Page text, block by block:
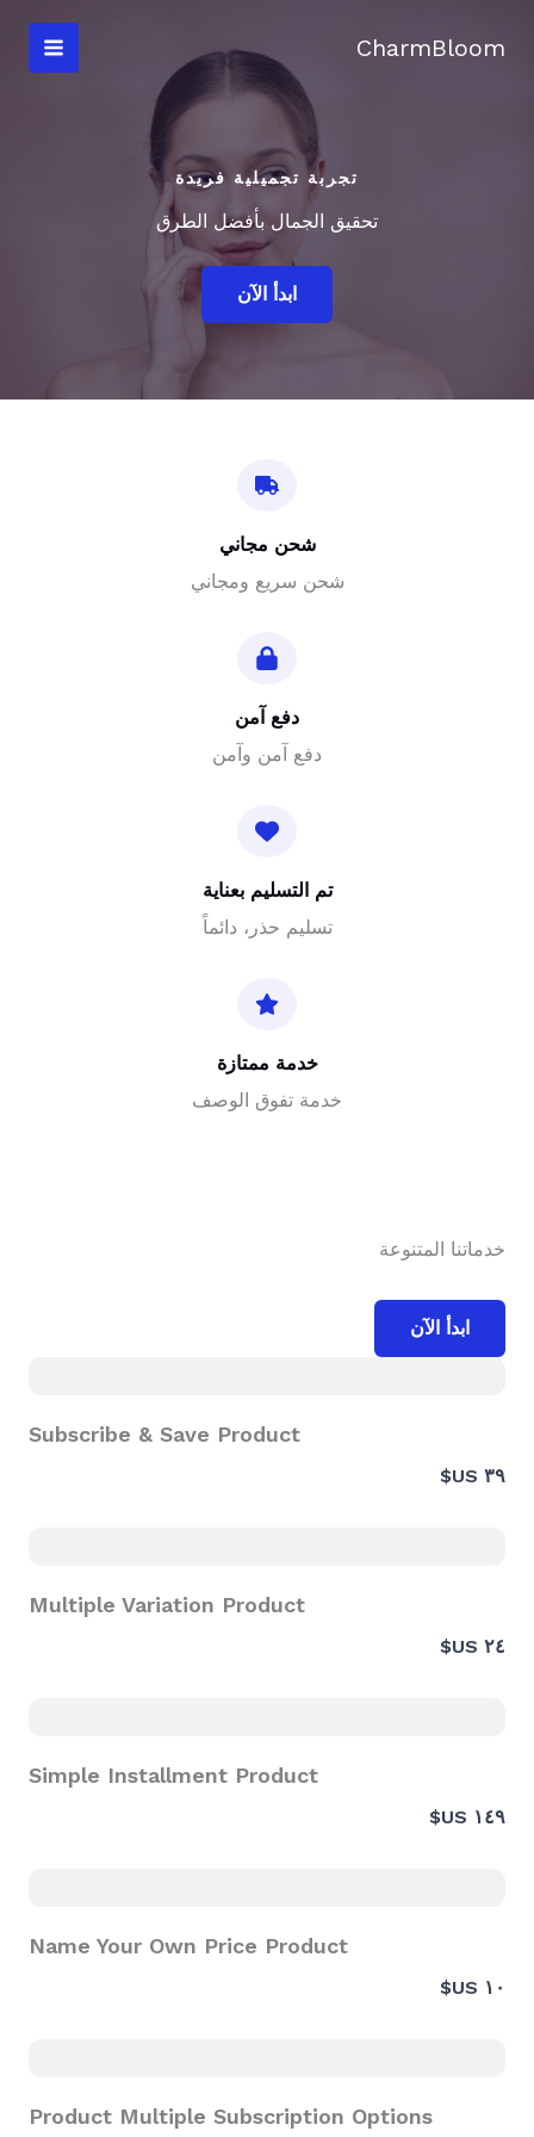
CharmBloom
تجربة تجميلية فريدة
تحقيق الجمال بأفضل الطرق
ابدأ الآن
شحن مجاني
شحن سريع ومجاني
دفع آمن
دفع آمن وآمن
تم التسليم بعناية
تسليم حذر، دائماً
خدمة ممتازة
خدمة تفوق الوصف
خدماتنا المتنوعة
ابدأ الآن
Subscribe & Save Product
٣٩ US$
Multiple Variation Product
٢٤ US$
Simple Installment Product
١٤٩ US$
Name Your Own Price Product
١٠ US$
Product Multiple Subscription Options